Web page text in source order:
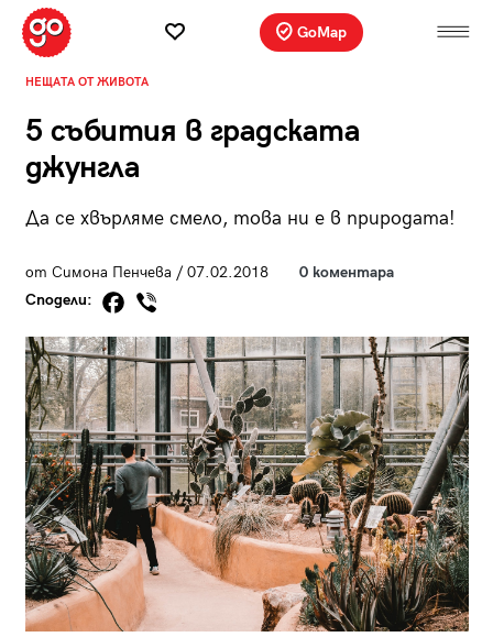
GoMap
НЕЩАТА ОТ ЖИВОТА
5 събития в градската
джунгла
Да се хвърляме смело, това ни е в природата!
от Симона Пенчева / 07.02.2018
0 коментара
Сподели: